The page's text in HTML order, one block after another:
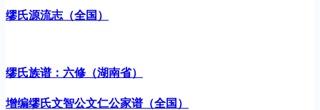
缪氏源流志（全国）
缪氏族谱：六修（湖南省）
增编缪氏文智公文仁公家谱（全国）